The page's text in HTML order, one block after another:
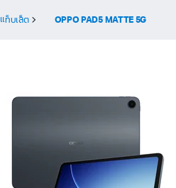
แท็บเล็ต OPPO PAD5 MATTE 5G